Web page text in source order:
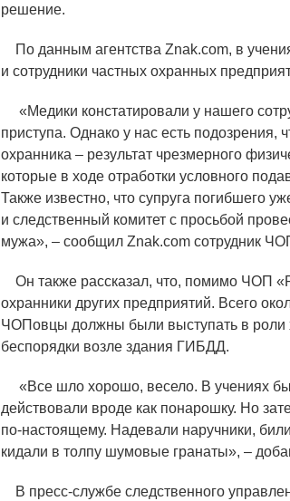
решение.
По данным агентства Znak.com, в
и сотрудники частных охранных
«Медики констатировали у нашего
приступа. Однако у нас есть подозрения,
охранника – результат чрезмерного
которые в ходе отработки условного
Также известно, что супруга погибшего
и следственный комитет с просьбой
мужа», – сообщил Znak.com сотрудник
Он также рассказал, что, помимо ЧОП «
охранники других предприятий. Всего
ЧОПовцы должны были выступать в роли
беспорядки возле здания ГИБДД.
«Все шло хорошо, весело. В учениях
действовали вроде как понарошку. Но
по-настоящему. Надевали наручники,
кидали в толпу шумовые гранаты», –
В пресс-службе следственного